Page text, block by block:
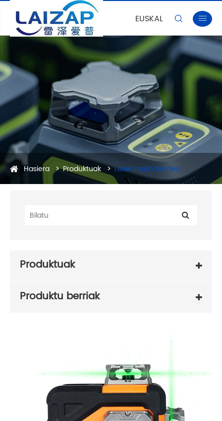
EUSKAL  
Hasiera Produktuak Laser maila berdea
Produktuak
Produktu berriak